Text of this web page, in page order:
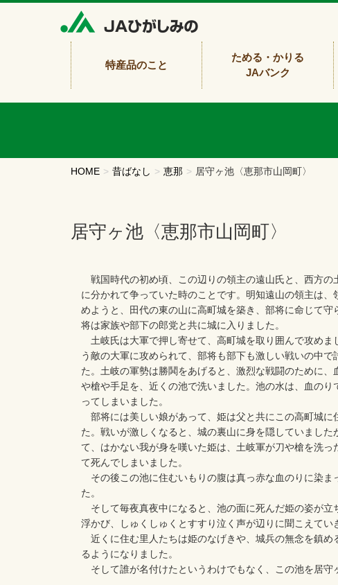
特産品のこと
ためる・かりる
JAバンク
HOME 昔ばなし 恵那 居守ヶ池〈恵那市山岡町〉
居守ヶ池〈恵那市山岡町〉
戦国時代の初め頃、この辺りの領主の遠山氏と、西方の
に分かれて争っていた時のことです。明知遠山の領主は、
めようと、田代の東の山に高町城を築き、部将に命じて守
将は家族や部下の郎党と共に城に入りました。
土岐氏は大軍で押し寄せて、高町城を取り囲んで攻めま
う敵の大軍に攻められて、部将も部下も激しい戦いの中で
た。土岐の軍勢は勝鬨をあげると、激烈な戦闘のために、
や槍や手足を、近くの池で洗いました。池の水は、血のり
ってしまいました。
部将には美しい娘があって、姫は父と共にこの高町城に
た。戦いが激しくなると、城の裏山に身を隠していました
て、はかない我が身を嘆いた姫は、土岐軍が刀や槍を洗っ
て死んでしまいました。
その後この池に住むいもりの腹は真っ赤な血のりに染ま
た。
そして毎夜真夜中になると、池の面に死んだ姫の姿が立
浮かび、しゅくしゅくとすすり泣く声が辺りに聞こえてい
近くに住む里人たちは姫のなげきや、城兵の無念を鎮
るようになりました。
そして誰が名付けたというわけでもなく、この池を居守